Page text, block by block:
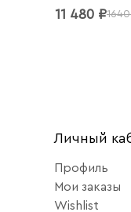
11 480 ₽
Личный
Профиль
Мои заказы
Wishlist